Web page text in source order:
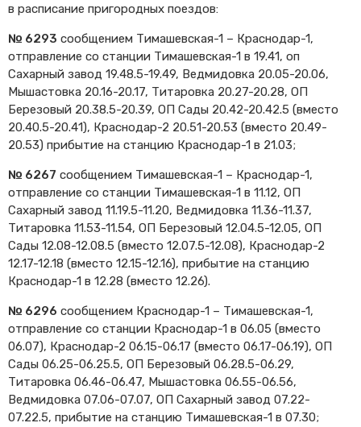
Маломобильным
Моя карта попала в стоп-
Cхемы обращения
Справочник по
остановочным пунктам и
станциям
в расписание пригородных поездов:
№ 6293 сообщением Тимашевская-1 – Краснодар-1,
отправление со станции Тимашевская-1 в 19.41, оп
Сахарный завод 19.48.5-19.49, Ведмидовка 20.05-20.06,
Мышастовка 20.16-20.17, Титаровка 20.27-20.28, ОП
Березовый 20.38.5-20.39, ОП Сады 20.42-20.42.5 (вместо
20.40.5-20.41), Краснодар-2 20.51-20.53 (вместо 20.49-
20.53) прибытие на станцию Краснодар-1 в 21.03;
№ 6267 сообщением Тимашевская-1 – Краснодар-1,
отправление со станции Тимашевская-1 в 11.12, ОП
Сахарный завод 11.19.5-11.20, Ведмидовка 11.36-11.37,
Титаровка 11.53-11.54, ОП Березовый 12.04.5-12.05, ОП
Сады 12.08-12.08.5 (вместо 12.07.5-12.08), Краснодар-2
12.17-12.18 (вместо 12.15-12.16), прибытие на станцию
Краснодар-1 в 12.28 (вместо 12.26).
№ 6296 сообщением Краснодар-1 – Тимашевская-1,
отправление со станции Краснодар-1 в 06.05 (вместо
06.07), Краснодар-2 06.15-06.17 (вместо 06.17-06.19), ОП
Сады 06.25-06.25.5, ОП Березовый 06.28.5-06.29,
Титаровка 06.46-06.47, Мышастовка 06.55-06.56,
Ведмидовка 07.06-07.07, ОП Сахарный завод 07.22-
07.22.5, прибытие на станцию Тимашевская-1 в 07.30;